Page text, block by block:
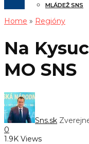
MLÁDEŽ SNS
Home » Regióny
Na
MO SNS
Sns.sk
0
1.9K Views